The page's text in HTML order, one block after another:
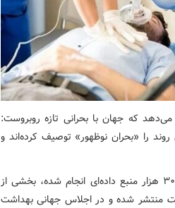
که جهان با بحرانی تازه روبروست:
را «بحران نوظهور» توصیف کرده‌اند و
این تحقیق که با مشارکت بیش از ۱۶ هزار دانشمند و تحلیل بیش از ۳۰۰ هزار منبع داده‌ای انجام شده، بخشی از
منتشر شده و در اجلاس جهانی بهداشت